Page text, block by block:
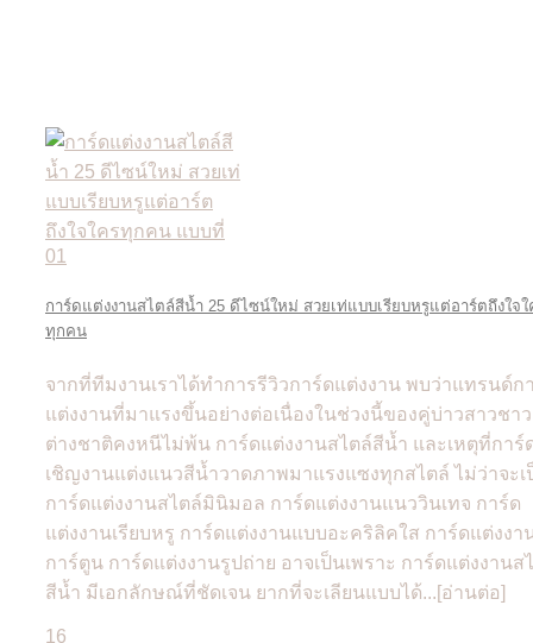
การ์ดแต่งงานสไตล์สีน้ำ 25 ดีไซน์ใหม่ สวยเท่แบบเรียบหรูแต่อาร์ตถึงใจใ
ทุกคน
จากที่ทีมงานเราได้ทำการรีวิวการ์ดแต่งงาน พบว่าแทรนด์ก
แต่งงานที่มาแรงขึ้นอย่างต่อเนื่องในช่วงนี้ของคู่บ่าวสาวชาว
ต่างชาติคงหนีไม่พ้น การ์ดแต่งงานสไตล์สีน้ำ และเหตุที่การ์
เชิญงานแต่งแนวสีน้ำวาดภาพมาแรงแซงทุกสไตล์ ไม่ว่าจะเ
การ์ดแต่งงานสไตล์มินิมอล การ์ดแต่งงานแนววินเทจ การ์ด
แต่งงานเรียบหรู การ์ดแต่งงานแบบอะคริลิคใส การ์ดแต่งงา
การ์ตูน การ์ดแต่งงานรูปถ่าย อาจเป็นเพราะ การ์ดแต่งงานส
สีน้ำ มีเอกลักษณ์ที่ชัดเจน ยากที่จะเลียนแบบได้...[อ่านต่อ]
16